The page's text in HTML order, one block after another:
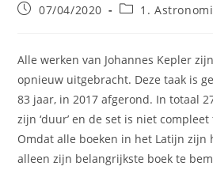
Bericht07/04/2020 1.
Alle werken van Johannes Kepler
opnieuw uitgebracht. Deze taak is
83 jaar, in 2017 afgerond. In totaal
zijn ‘duur’ en de set is niet
Omdat alle boeken in het Latijn zijn
alleen zijn belangrijkste boek te